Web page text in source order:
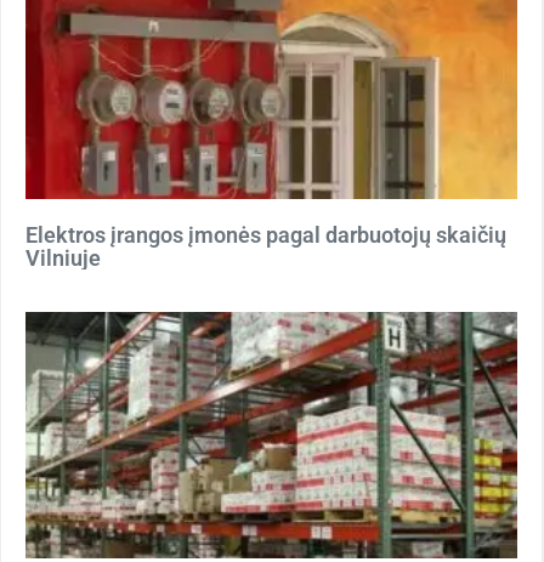
Elektros įrangos įmonės pagal darbuotojų skaičių
Vilniuje